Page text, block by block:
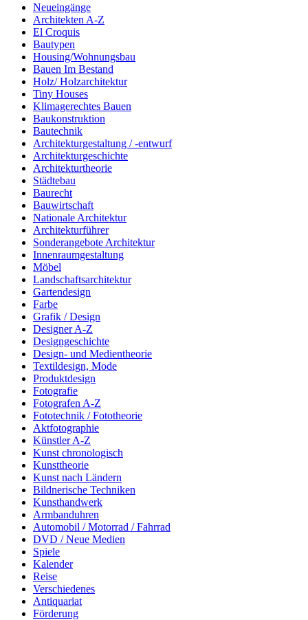
Neueingänge
Architekten A-Z
El Croquis
Bautypen
Housing/Wohnungsbau
Bauen Im Bestand
Holz/ Holzarchitektur
Tiny Houses
Klimagerechtes Bauen
Baukonstruktion
Bautechnik
Architekturgestaltung / -entwurf
Architekturgeschichte
Architekturtheorie
Städtebau
Baurecht
Bauwirtschaft
Nationale Architektur
Architekturführer
Sonderangebote Architektur
Innenraumgestaltung
Möbel
Landschaftsarchitektur
Gartendesign
Farbe
Grafik / Design
Designer A-Z
Designgeschichte
Design- und Medientheorie
Textildesign, Mode
Produktdesign
Fotografie
Fotografen A-Z
Fototechnik / Fototheorie
Aktfotographie
Künstler A-Z
Kunst chronologisch
Kunsttheorie
Kunst nach Ländern
Bildnerische Techniken
Kunsthandwerk
Armbanduhren
Automobil / Motorrad / Fahrrad
DVD / Neue Medien
Spiele
Kalender
Reise
Verschiedenes
Antiquariat
Förderung